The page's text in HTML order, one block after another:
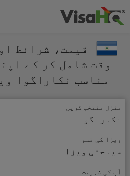
قیمت، شرائط
وقت شامل کر کے
مناسب نکاراگوا
منزل منتخب کریں
نکاراگوا
ویزا کی قسم
سیاحتی ویزا
آپ کی شہریت